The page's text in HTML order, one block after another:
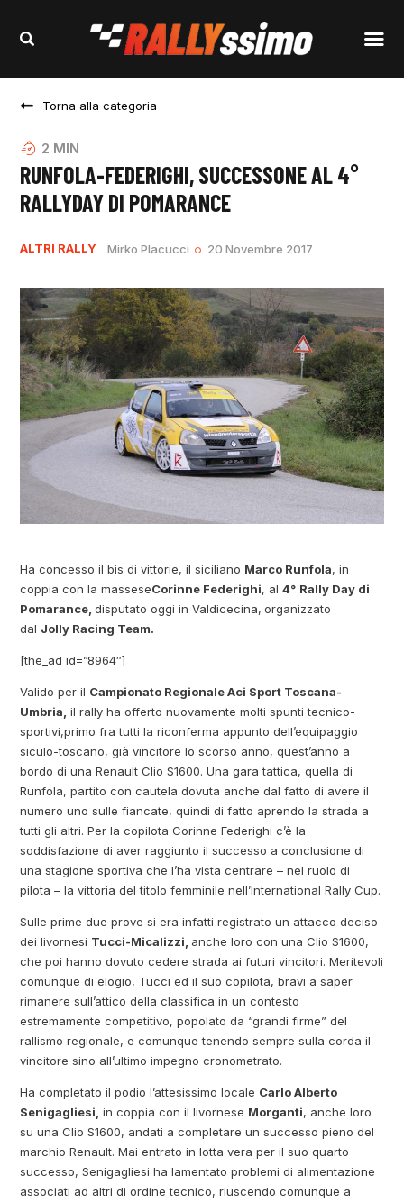
Torna alla categoria
2 MIN
RUNFOLA-FEDERIGHI, SUCCESSONE AL 4°
RALLYDAY DI POMARANCE
ALTRI RALLY Mirko Placucci 20 Novembre 2017
Ha concesso il bis di vittorie, il siciliano Marco Runfola, in
coppia con la masseseCorinne Federighi, al4° Rally Day di
Pomarance,disputato oggi in Valdicecina, organizzato
dal Jolly Racing Team.
[the_ad id=”8964″]
Valido per il Campionato Regionale Aci Sport Toscana-
Umbria, il rally ha offerto nuovamente molti spunti tecnico-
sportivi,primo fra tutti la riconferma appunto dell’equipaggio
siculo-toscano, già vincitore lo scorso anno, quest’anno a
bordo di una Renault Clio S1600. Una gara tattica, quella di
Runfola, partito con cautela dovuta anche dal fatto di avere il
numero uno sulle fiancate, quindi di fatto aprendo la strada a
tutti gli altri. Per la copilota Corinne Federighi c’è la
soddisfazione di aver raggiunto il successo a conclusione di
una stagione sportiva che l’ha vista centrare – nel ruolo di
pilota – la vittoria del titolo femminile nell’International Rally Cup.
Sulle prime due prove si era infatti registrato un attacco deciso
dei livornesi Tucci-Micalizzi, anche loro con una Clio S1600,
che poi hanno dovuto cedere strada ai futuri vincitori. Meritevoli
comunque di elogio, Tucci ed il suo copilota, bravi a saper
rimanere sull’attico della classifica in un contesto
estremamente competitivo, popolato da “grandi firme” del
rallismo regionale, e comunque tenendo sempre sulla corda il
vincitore sino all’ultimo impegno cronometrato.
Ha completato il podio l’attesissimo locale Carlo Alberto
Senigagliesi, in coppia con il livornese Morganti, anche loro
su una Clio S1600, andati a completare un successo pieno del
marchio Renault. Mai entrato in lotta vera per il suo quarto
successo, Senigagliesi ha lamentato problemi di alimentazione
associati ad altri di ordine tecnico, riuscendo comunque a